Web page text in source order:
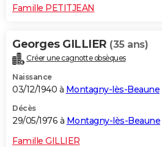
Famille PETITJEAN
Georges GILLIER (35 ans)
Créer une cagnotte obsèques
Naissance
03/12/1940 à Montagny-lès-Beaune
Décès
29/05/1976 à Montagny-lès-Beaune
Famille GILLIER